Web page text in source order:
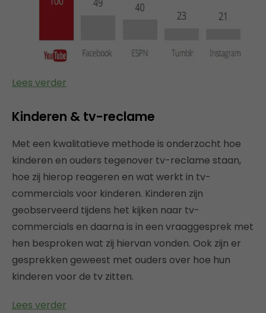
Lees verder
Kinderen & tv-reclame
Met een kwalitatieve methode is onderzocht hoe
kinderen en ouders tegenover tv-reclame staan,
hoe zij hierop reageren en wat werkt in tv-
commercials voor kinderen. Kinderen zijn
geobserveerd tijdens het kijken naar tv-
commercials en daarna is in een vraaggesprek met
hen besproken wat zij hiervan vonden. Ook zijn er
gesprekken geweest met ouders over hoe hun
kinderen voor de tv zitten.
Lees verder